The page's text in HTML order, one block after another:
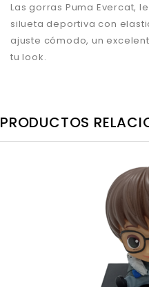
Las gorras Puma Evercat,
silueta deportiva con
ajuste cómodo, un
tu look.
PRODUCTOS